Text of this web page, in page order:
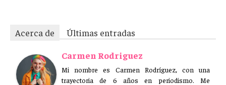
Acerca de
Últimas entradas
Carmen Rodriguez
Mi nombre es Carmen Rodríguez, con una
trayectoria de 6 años en periodismo. Me